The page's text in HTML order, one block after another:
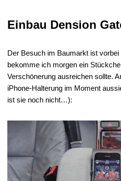
Einbau Dension
Der Besuch im Baumarkt ist vorbei
bekomme ich morgen ein
Verschönerung ausreichen sollte.
iPhone-Halterung im Moment
ist sie noch nicht…):